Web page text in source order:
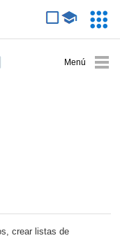
crear listas de